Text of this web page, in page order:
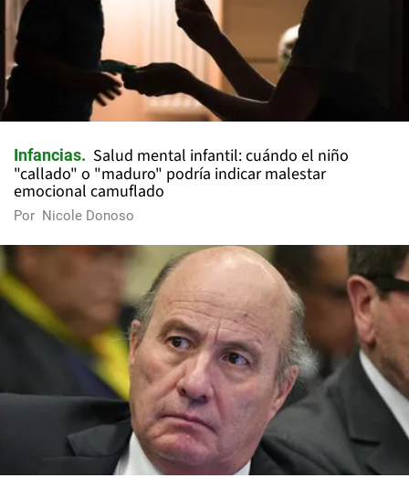
Infancias
Salud mental infantil: cuándo el niño
"callado" o "maduro" podría indicar malestar
emocional camuflado
Por Nicole Donoso